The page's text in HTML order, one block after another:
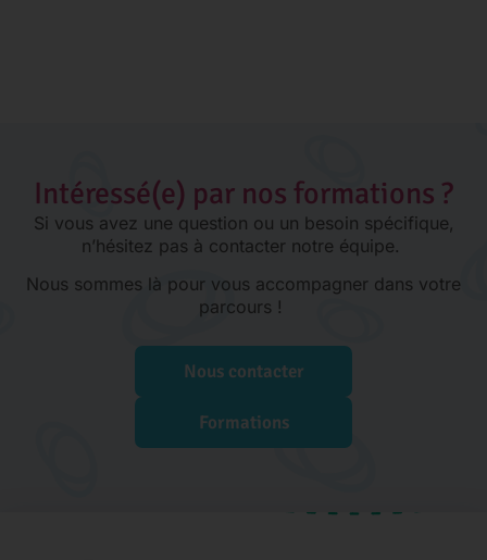
Intéressé(e) par nos formations ?
Si vous avez une question ou un besoin spécifique,
n’hésitez pas à contacter notre équipe.
Nous sommes là pour vous accompagner dans votre
parcours !
Nous contacter
Formations